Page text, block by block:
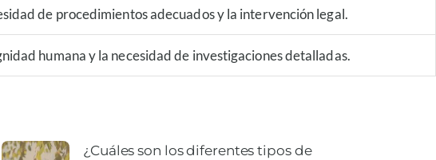
de procedimientos adecuados y la intervención legal.
humana y la necesidad de investigaciones detalladas.
¿Cuáles son los diferentes tipos de